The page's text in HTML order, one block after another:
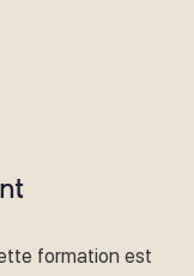
formation est